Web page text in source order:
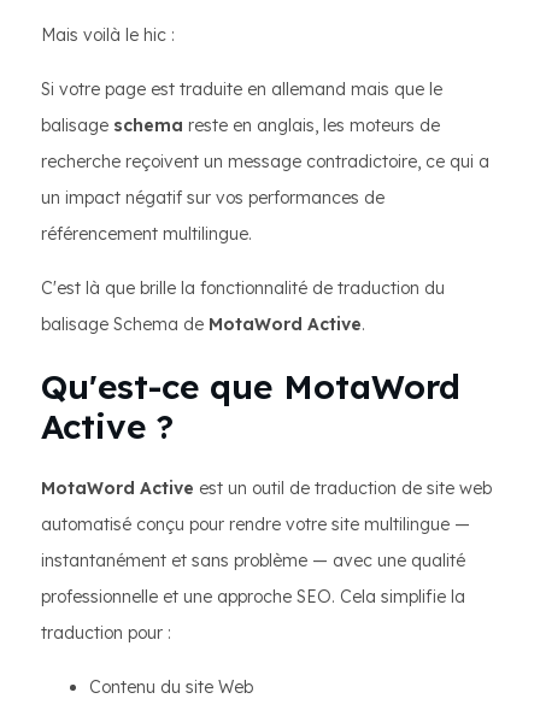
Mais voilà le hic :
Si votre page est traduite en allemand mais que le
balisage schema reste en anglais, les moteurs de
recherche reçoivent un message contradictoire, ce qui a
un impact négatif sur vos performances de
référencement multilingue.
C'est là que brille la fonctionnalité de traduction du
balisage Schema de MotaWord Active.
Qu'est-ce que MotaWord
Active ?
MotaWord Active est un outil de traduction de site web
automatisé conçu pour rendre votre site multilingue —
instantanément et sans problème — avec une qualité
professionnelle et une approche SEO. Cela simplifie la
traduction pour :
Contenu du site Web